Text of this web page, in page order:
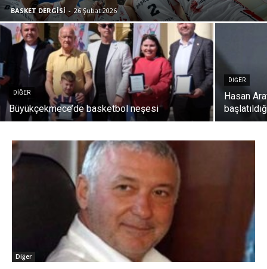
BASKET DERGİSİ - 26 Şubat 2026
DIĞER
Büyükçekmece’de basketbol neşesi
DIĞER
Hasan
Diğer